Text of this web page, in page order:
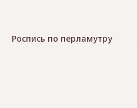
Роспись по перламутру